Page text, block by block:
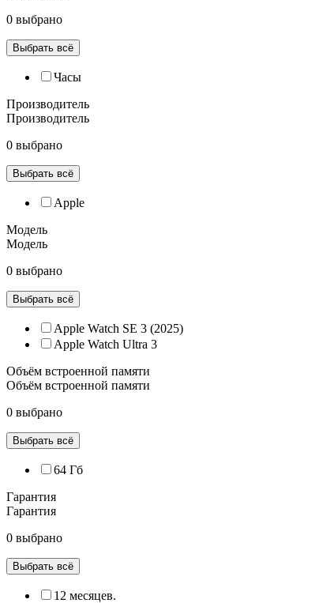
0 выбрано
Выбрать всё
Часы
Производитель
Производитель
0 выбрано
Выбрать всё
Apple
Модель
Модель
0 выбрано
Выбрать всё
Apple Watch SE 3 (2025)
Apple Watch Ultra 3
Объём встроенной памяти
Объём встроенной памяти
0 выбрано
Выбрать всё
64 Гб
Гарантия
Гарантия
0 выбрано
Выбрать всё
12 месяцев.